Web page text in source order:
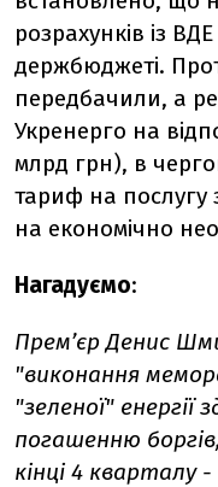
розрахунків із
держбюджеті.
передбачили, а
Укренерго на
млрд грн), в
тариф на послугу
на економічно
Нагадуємо:
Прем’єр Денис
"виконання
"зеленої"
погашенню
кінці 4 кварталу